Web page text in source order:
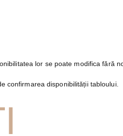
lor se poate modifica fără
confirmarea disponibilității tabloului.